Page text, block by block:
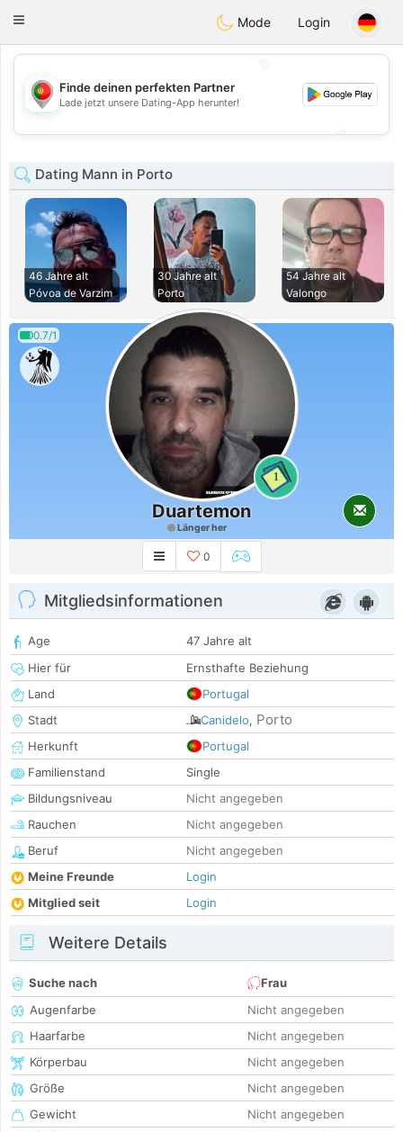
Portugues
Toggle
Mode Login
💖
Finde deinen perfekten Partner
Lade jetzt unsere Dating-App herunter!
Dating Mann in Porto
46 Jahre alt
Póvoa de Varzim
30 Jahre alt
Porto
54 Jahre alt
Valongo
0.7/1
1
Duartemon
Länger her
0
Mitgliedsinformationen
Age
47 Jahre alt
Hier für
Ernsthafte Beziehung
Land
Portugal
Stadt
Canidelo, Porto
Herkunft
Portugal
Familienstand
Single
Bildungsniveau
Nicht angegeben
Rauchen
Nicht angegeben
Beruf
Nicht angegeben
Meine Freunde
Login
Mitglied seit
Login
Weitere Details
Suche nach
Frau
Augenfarbe
Nicht angegeben
Haarfarbe
Nicht angegeben
Körperbau
Nicht angegeben
Größe
Nicht angegeben
Gewicht
Nicht angegeben